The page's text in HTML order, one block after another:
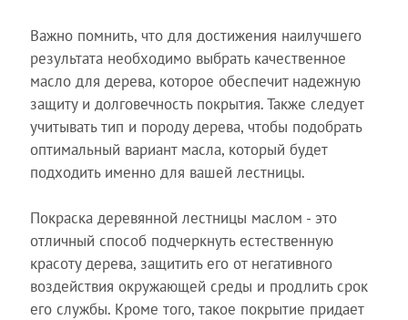
Важно помнить, что для достижения наилучшего
результата необходимо выбрать качественное
масло для дерева, которое обеспечит надежную
защиту и долговечность покрытия. Также следует
учитывать тип и породу дерева, чтобы подобрать
оптимальный вариант масла, который будет
подходить именно для вашей лестницы.
Покраска деревянной лестницы маслом - это
отличный способ подчеркнуть естественную
красоту дерева, защитить его от негативного
воздействия окружающей среды и продлить срок
его службы. Кроме того, такое покрытие придает